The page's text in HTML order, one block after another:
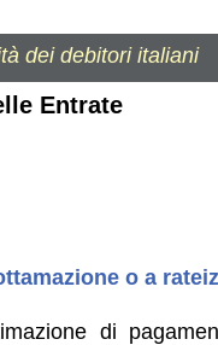
dei debitori italiani
Entrate
o a
di